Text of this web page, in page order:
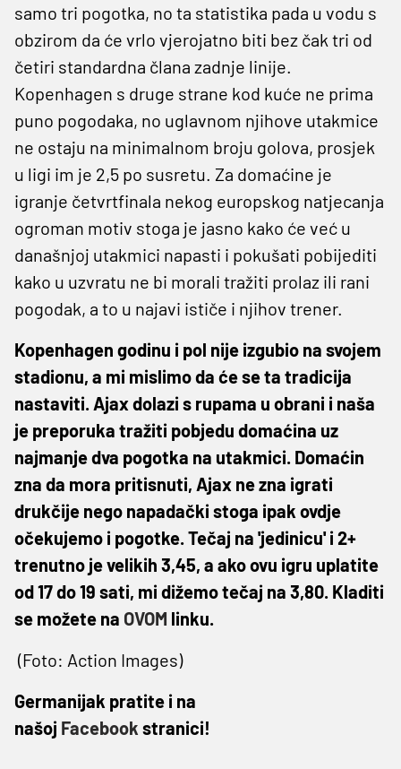
samo tri pogotka, no ta statistika pada u vodu s
obzirom da će vrlo vjerojatno biti bez čak tri od
četiri standardna člana zadnje linije.
Kopenhagen s druge strane kod kuće ne prima
puno pogodaka, no uglavnom njihove utakmice
ne ostaju na minimalnom broju golova, prosjek
u ligi im je 2,5 po susretu. Za domaćine je
igranje četvrtfinala nekog europskog natjecanja
ogroman motiv stoga je jasno kako će već u
današnjoj utakmici napasti i pokušati pobijediti
kako u uzvratu ne bi morali tražiti prolaz ili rani
pogodak, a to u najavi ističe i njihov trener.
Kopenhagen godinu i pol nije izgubio na svojem
stadionu, a mi mislimo da će se ta tradicija
nastaviti. Ajax dolazi s rupama u obrani i naša
je preporuka tražiti pobjedu domaćina uz
najmanje dva pogotka na utakmici. Domaćin
zna da mora pritisnuti, Ajax ne zna igrati
drukčije nego napadački stoga ipak ovdje
očekujemo i pogotke. Tečaj na 'jedinicu' i 2+
trenutno je velikih 3,45, a ako ovu igru uplatite
od 17 do 19 sati, mi dižemo tečaj na 3,80. Kladiti
se možete na OVOM linku.
(Foto: Action Images)
Germanijak pratite i na
našoj Facebook stranici!